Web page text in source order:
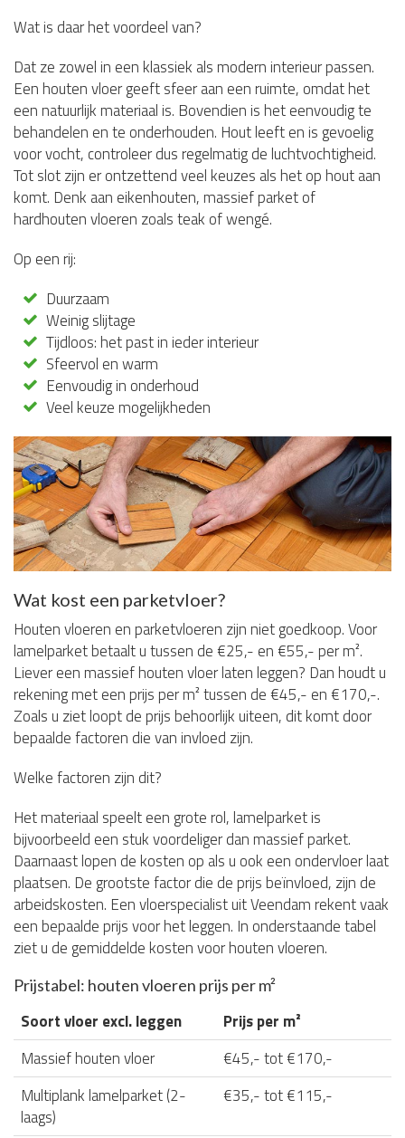
Wat is daar het voordeel van?
Dat ze zowel in een klassiek als modern interieur passen.
Een houten vloer geeft sfeer aan een ruimte, omdat het
een natuurlijk materiaal is. Bovendien is het eenvoudig te
behandelen en te onderhouden. Hout leeft en is gevoelig
voor vocht, controleer dus regelmatig de luchtvochtigheid.
Tot slot zijn er ontzettend veel keuzes als het op hout aan
komt. Denk aan eikenhouten, massief parket of
hardhouten vloeren zoals teak of wengé.
Op een rij:
Duurzaam
Weinig slijtage
Tijdloos: het past in ieder interieur
Sfeervol en warm
Eenvoudig in onderhoud
Veel keuze mogelijkheden
Wat kost een parketvloer?
Houten vloeren en parketvloeren zijn niet goedkoop. Voor
lamelparket betaalt u tussen de €25,- en €55,- per m².
Liever een massief houten vloer laten leggen? Dan houdt u
rekening met een prijs per m² tussen de €45,- en €170,-.
Zoals u ziet loopt de prijs behoorlijk uiteen, dit komt door
bepaalde factoren die van invloed zijn.
Welke factoren zijn dit?
Het materiaal speelt een grote rol, lamelparket is
bijvoorbeeld een stuk voordeliger dan massief parket.
Daarnaast lopen de kosten op als u ook een ondervloer laat
plaatsen. De grootste factor die de prijs beïnvloed, zijn de
arbeidskosten. Een vloerspecialist uit Veendam rekent vaak
een bepaalde prijs voor het leggen. In onderstaande tabel
ziet u de gemiddelde kosten voor houten vloeren.
Prijstabel: houten vloeren prijs per m²
Soort vloer excl. leggen
Prijs per m²
Massief houten vloer
€45,- tot €170,-
Multiplank lamelparket (2-
laags)
€35,- tot €115,-